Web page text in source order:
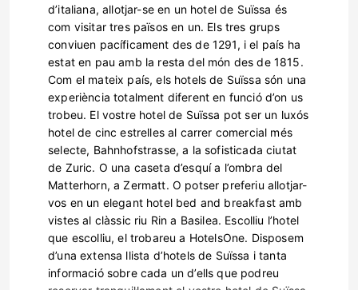
d’italiana, allotjar-se en un hotel de Suïssa és
com visitar tres països en un. Els tres grups
conviuen pacíficament des de 1291, i el país ha
estat en pau amb la resta del món des de 1815.
Com el mateix país, els hotels de Suïssa són una
experiència totalment diferent en funció d’on us
trobeu. El vostre hotel de Suïssa pot ser un luxós
hotel de cinc estrelles al carrer comercial més
selecte, Bahnhofstrasse, a la sofisticada ciutat
de Zuric. O una caseta d’esquí a l’ombra del
Matterhorn, a Zermatt. O potser preferiu allotjar-
vos en un elegant hotel bed and breakfast amb
vistes al clàssic riu Rin a Basilea. Escolliu l’hotel
que escolliu, el trobareu a HotelsOne. Disposem
d’una extensa llista d’hotels de Suïssa i tanta
informació sobre cada un d’ells que podreu